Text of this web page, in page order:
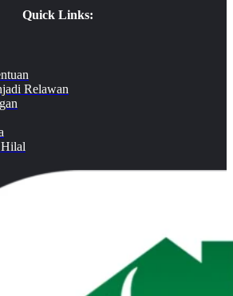
Quick Links:
Relawan